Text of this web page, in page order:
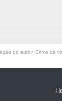
do autor. Crime de